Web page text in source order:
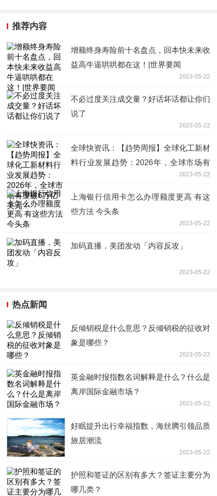
推荐内容
增额终身寿险前十名盘点，回本快未来收
益高牛逼哄哄都在这！|世界要闻
2023-05-22
不必过度关注成交量？好话坏话都让你们
说了
2023-05-22
全球快资讯：【趋势周报】全球化工新材
料行业发展趋势：2026年，全球市场有
2023-05-22
上海银行信用卡怎么办理额度更高 有这
些方法 今头条
2023-05-22
加码直播，美团发动「内容反攻」
2023-05-22
热点新闻
反倾销税是什么意思？反倾销税的征收对
象是哪些？
2023-05-22
英金融时报指数名词解释是什么？什么是
离岸国际金融市场？
2023-05-22
好眠提升出行幸福指数，海丝腾引领品质
旅居潮流
2023-05-22
护照和签证的区别有多大？签证主要分为
哪几类？